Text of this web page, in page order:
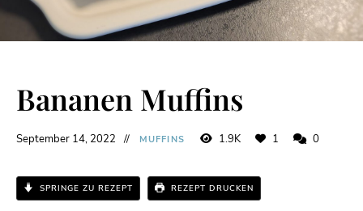
Bananen Muffins
September 14, 2022 MUFFINS 1.9K 1 0
SPRINGE ZU REZEPT REZEPT DRUCKEN